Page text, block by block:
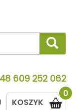
609 252 062
0
KOSZYK